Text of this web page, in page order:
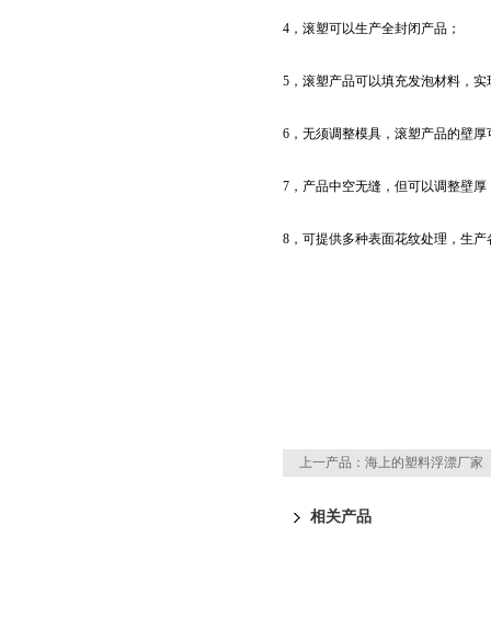
4，滚塑可以生产全封闭产品；
5，滚塑产品可以填充发泡材料，
6，无须调整模具，滚塑产品的壁
7，产品中空无缝，但可以调整壁
8，可提供多种表面花纹处理，生
上一产品： 海上的塑料浮漂厂家
相关产品